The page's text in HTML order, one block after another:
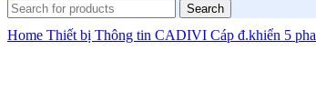
Search
Home Thiết bị Thông tin CADIVI Cáp đ.khiển 5 pha